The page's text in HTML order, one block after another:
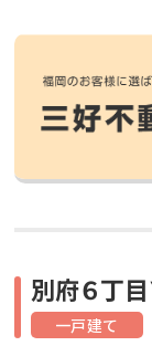
一戸建て
別府６丁